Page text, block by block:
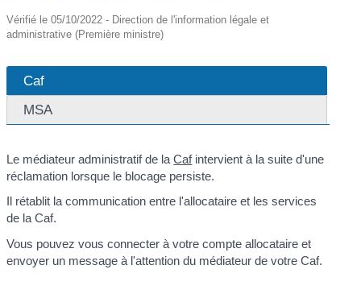
Vérifié le 05/10/2022 - Direction de l'information légale et
administrative (Première ministre)
Caf
MSA
Le médiateur administratif de laCafintervient à la suite d'une
réclamation lorsque le blocage persiste.
Il rétablit la communication entre l'allocataire et les services
de la Caf.
Vous pouvez vous connecter à votre compte allocataire et
envoyer un message à l'attention du médiateur de votre Caf.